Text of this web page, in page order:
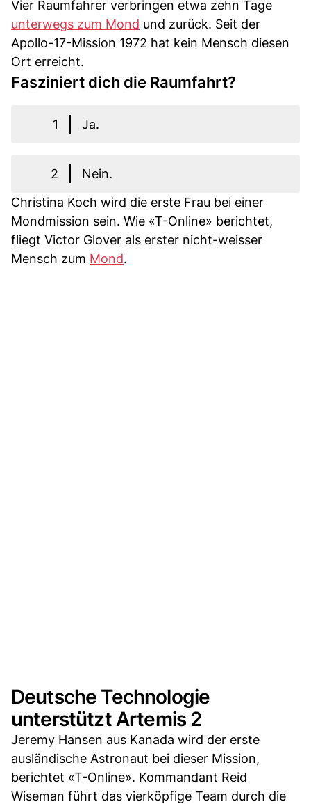
Vier Raumfahrer verbringen etwa zehn Tage
unterwegs zum Mond und zurück. Seit der
Apollo-17-Mission 1972 hat kein Mensch diesen
Ort erreicht.
Fasziniert dich die Raumfahrt?
1 Ja.
2
Nein.
Christina Koch wird die erste Frau bei einer
Mondmission sein. Wie «T-Online» berichtet,
fliegt Victor Glover als erster nicht-weisser
Mensch zum Mond.
Deutsche Technologie
unterstützt Artemis 2
Jeremy Hansen aus Kanada wird der erste
ausländische Astronaut bei dieser Mission,
berichtet «T-Online». Kommandant Reid
Wiseman führt das vierköpfige Team durch die